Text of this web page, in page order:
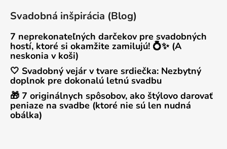
Svadobná inšpirácia (Blog)
7 neprekonateľných darčekov pre svadobných
hostí, ktoré si okamžite zamilujú! 💍✨ (A
neskonia v koši)
🤍 Svadobný vejár v tvare srdiečka: Nezbytný
doplnok pre dokonalú letnú svadbu
🎁 7 originálnych spôsobov, ako štýlovo darovať
peniaze na svadbe (ktoré nie sú len nudná
obálka)